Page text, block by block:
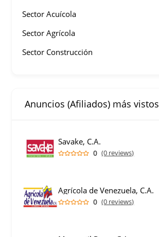
Sector Acuícola
Sector Agrícola
Sector Construcción
Anuncios (Afiliados) más vistos
Savake, C.A.
0 (0 reviews)
Agrícola de Venezuela, C.A.
0 (0 reviews)